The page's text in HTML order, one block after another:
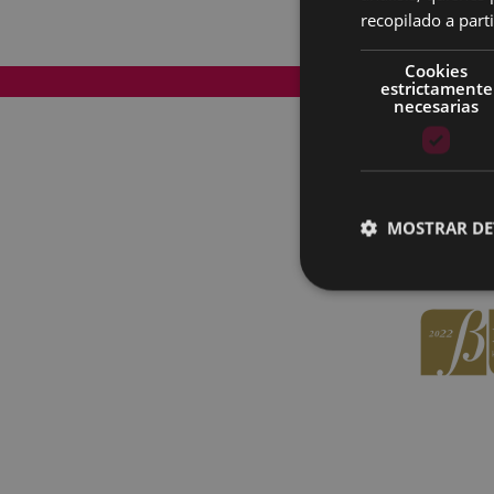
Mapa del Sitio
recopilado a
Cookies
estrictamente
necesarias
MOSTRAR